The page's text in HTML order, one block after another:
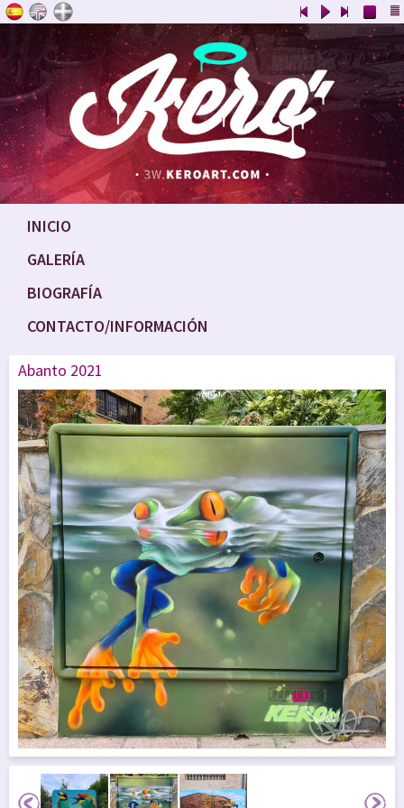
INICIO
GALERÍA
BIOGRAFÍA
CONTACTO/INFORMACIÓN
Abanto 2021